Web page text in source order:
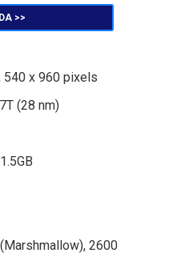
>>
540 x 960 pixels
(28 nm)
2600